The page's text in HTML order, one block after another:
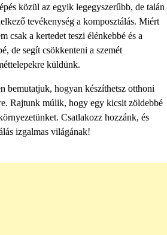
közül az egyik legegyszerűbb, de talán
tevékenység a komposztálás. Miért
csak a kertedet teszi élénkebbé és a
de segít csökkenteni a szemét
küldünk.
bemutatjuk, hogyan készíthetsz otthoni
Rajtunk múlik, hogy egy kicsit zöldebbé
Csatlakozz hozzánk, és
izgalmas világának!